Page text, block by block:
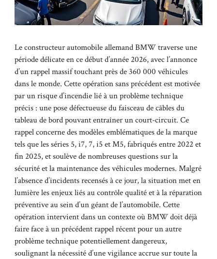
Le constructeur automobile allemand BMW traverse une
période délicate en ce début d’année 2026, avec l’annonce
d’un rappel massif touchant près de 360 000 véhicules
dans le monde. Cette opération sans précédent est motivée
par un risque d’incendie lié à un problème technique
précis : une pose défectueuse du faisceau de câbles du
tableau de bord pouvant entraîner un court-circuit. Ce
rappel concerne des modèles emblématiques de la marque
tels que les séries 5, i7, 7, i5 et M5, fabriqués entre 2022 et
fin 2025, et soulève de nombreuses questions sur la
sécurité et la maintenance des véhicules modernes. Malgré
l’absence d’incidents recensés à ce jour, la situation met en
lumière les enjeux liés au contrôle qualité et à la réparation
préventive au sein d’un géant de l’automobile. Cette
opération intervient dans un contexte où BMW doit déjà
faire face à un précédent rappel récent pour un autre
problème technique potentiellement dangereux,
soulignant la nécessité d’une vigilance accrue sur toute la